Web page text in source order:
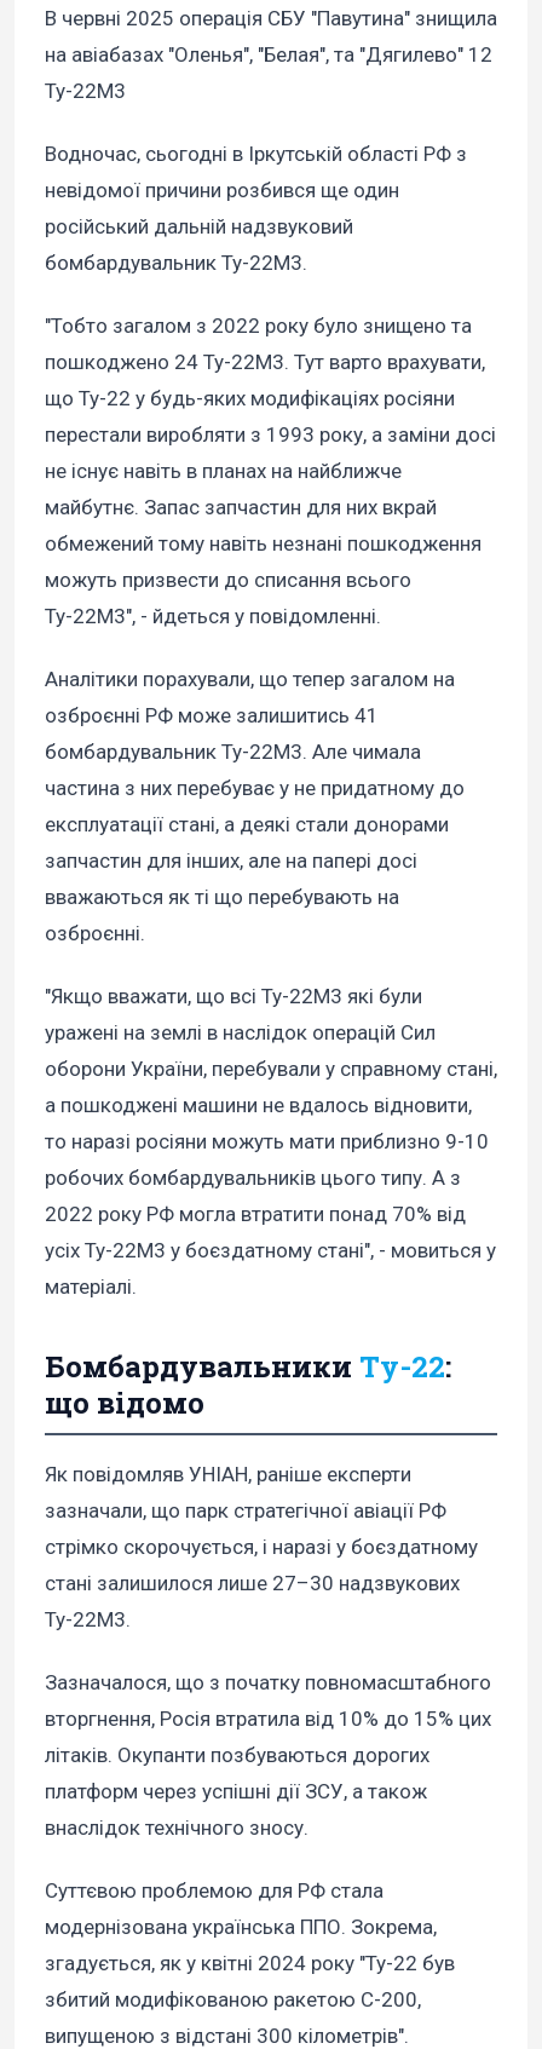
В червні 2025 операція СБУ "Павутина" знищила
на авіабазах "Оленья", "Белая", та "Дягилево" 12
Ту-22М3
Водночас, сьогодні в Іркутській області РФ з
невідомої причини розбився ще один
російський дальній надзвуковий
бомбардувальник Ту-22М3.
"Тобто загалом з 2022 року було знищено та
пошкоджено 24 Ту-22М3. Тут варто врахувати,
що Ту-22 у будь-яких модифікаціях росіяни
перестали виробляти з 1993 року, а заміни досі
не існує навіть в планах на найближче
майбутнє. Запас запчастин для них вкрай
обмежений тому навіть незнані пошкодження
можуть призвести до списання всього
Ту-22М3", - йдеться у повідомленні.
Аналітики порахували, що тепер загалом на
озброєнні РФ може залишитись 41
бомбардувальник Ту-22М3. Але чимала
частина з них перебуває у не придатному до
експлуатації стані, а деякі стали донорами
запчастин для інших, але на папері досі
вважаються як ті що перебувають на
озброєнні.
"Якщо вважати, що всі Ту-22М3 які були
уражені на землі в наслідок операцій Сил
оборони України, перебували у справному стані,
а пошкоджені машини не вдалось відновити,
то наразі росіяни можуть мати приблизно 9-10
робочих бомбардувальників цього типу. А з
2022 року РФ могла втратити понад 70% від
усіх Ту-22М3 у боєздатному стані", - мовиться у
матеріалі.
Бомбардувальники Ту-22:
що відомо
Як повідомляв УНІАН, раніше експерти
зазначали, що парк стратегічної авіації РФ
стрімко скорочується, і наразі у боєздатному
стані залишилося лише 27–30 надзвукових
Ту-22М3.
Зазначалося, що з початку повномасштабного
вторгнення, Росія втратила від 10% до 15% цих
літаків. Окупанти позбуваються дорогих
платформ через успішні дії ЗСУ, а також
внаслідок технічного зносу.
Суттєвою проблемою для РФ стала
модернізована українська ППО. Зокрема,
згадується, як у квітні 2024 року "Ту-22 був
збитий модифікованою ракетою С-200,
випущеною з відстані 300 кілометрів".